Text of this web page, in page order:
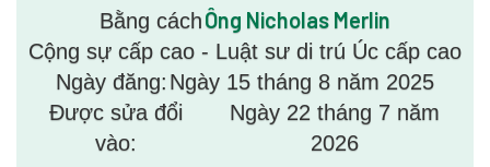
Bằng cáchÔng Nicholas Merlin
Cộng sự cấp cao - Luật sư di trú Úc cấp cao
Ngày đăng: Ngày 15 tháng 8 năm 2025
Được sửa đổi
vào:
Ngày 22 tháng 7 năm
2026